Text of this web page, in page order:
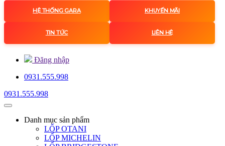
HỆ THỐNG GARA KHUYẾN MÃI
TIN TỨC LIÊN HỆ
Đăng nhập
0931.555.998
0931.555.998
Danh mục sản phẩm
LỐP OTANI
LỐP MICHELIN